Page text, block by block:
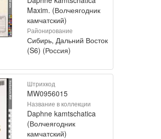
Maxim. (Волчеягодник
камчатский)
Районирование
Сибирь, Дальний Восток
(S6) (Россия)
Штрихкод
MW0956015
Название в коллекции
Daphne kamtschatica
(Волчеягодник
камчатский)